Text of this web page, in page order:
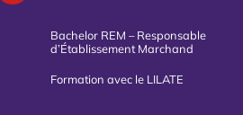
Bachelor REM – Responsable
d’Établissement Marchand
Formation avec le LILATE